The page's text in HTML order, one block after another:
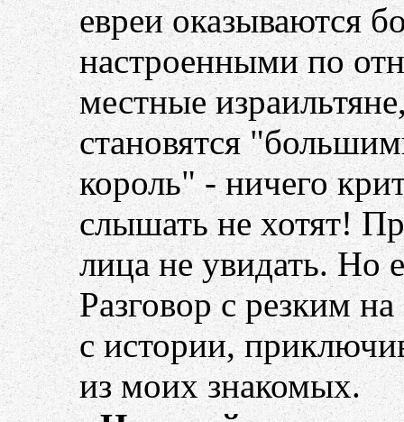
евреи оказываются
настроенными по
местные
становятся
король" - ничего
слышать не хотят!
лица не увидать. Но
Разговор с резким
с истории,
из моих знакомых.